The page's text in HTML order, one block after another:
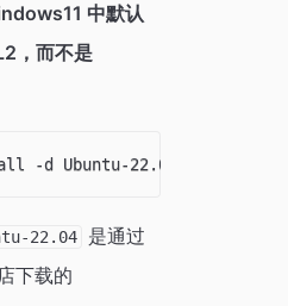
中默认
，而不是
22.04
是通过
下载的